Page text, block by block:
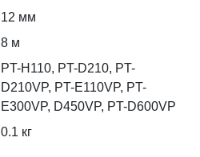
12 мм
8 м
PT-H110, PT-D210, PT-
D210VP, PT-E110VP, PT-
E300VP, D450VP, PT-D600VP
0.1 кг